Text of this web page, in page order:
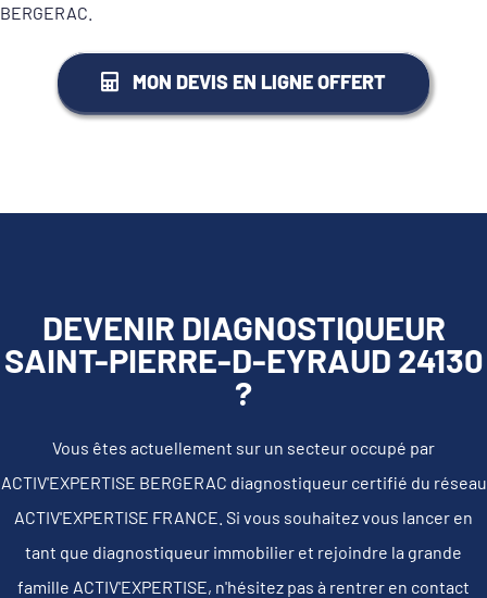
BERGERAC.
MON DEVIS EN LIGNE OFFERT
DEVENIR DIAGNOSTIQUEUR
SAINT-PIERRE-D-EYRAUD 24130
?
Vous êtes actuellement sur un secteur occupé par
ACTIV'EXPERTISE BERGERAC diagnostiqueur certifié du réseau
ACTIV'EXPERTISE FRANCE. Si vous souhaitez vous lancer en
tant que diagnostiqueur immobilier et rejoindre la grande
famille ACTIV'EXPERTISE, n'hésitez pas à rentrer en contact